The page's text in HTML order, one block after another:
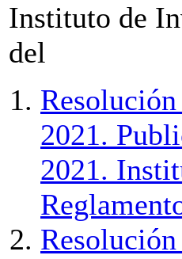
Instituto de
del
2021.
2021.